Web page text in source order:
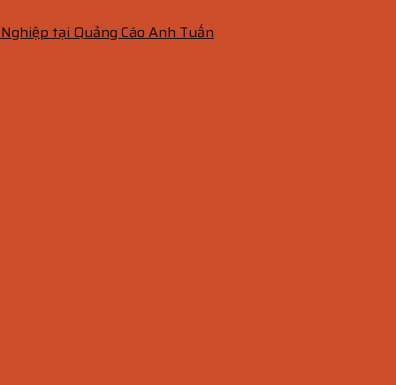
tại Quảng Cáo Anh Tuấn